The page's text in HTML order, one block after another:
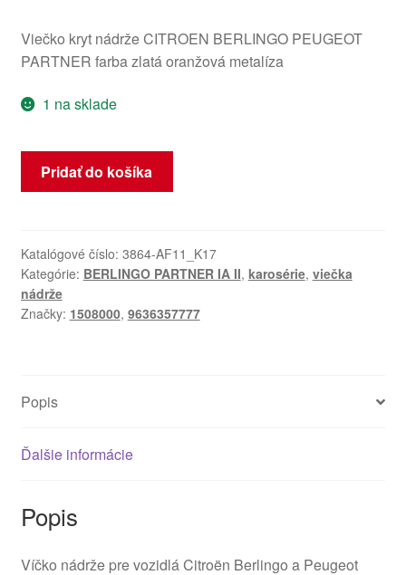
Viečko kryt nádrže CITROEN BERLINGO PEUGEOT
PARTNER farba zlatá oranžová metalíza
1 na sklade
množstvo
Viečko
Berlingo
Peugeot
Partner
9636357777
Pridať do košíka
Katalógové číslo: 3864-AF11_K17
Kategórie: BERLINGO PARTNER IA II, karosérie, viečka
nádrže
Značky: 1508000, 9636357777
Popis
Ďalšie informácie
Popis
Víčko nádrže pre vozidlá Citroën Berlingo a Peugeot